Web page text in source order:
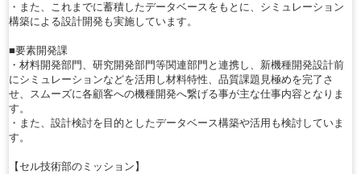
・また、これまでに蓄積したデータベースをもとに、シミュレーション
構築による設計開発も実施しています。
■要素開発課
・材料開発部門、研究開発部門等関連部門と連携し、新機種開発設計前
にシミュレーションなどを活用し材料特性、品質課題見極めを完了さ
せ、スムーズに各顧客への機種開発へ繋げる事が主な仕事内容となりま
す。
・また、設計検討を目的としたデータベース構築や活用も検討していま
す。
【セル技術部のミッション】